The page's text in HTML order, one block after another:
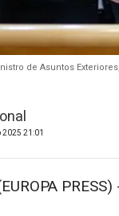
de Asuntos
21:01
PRESS)